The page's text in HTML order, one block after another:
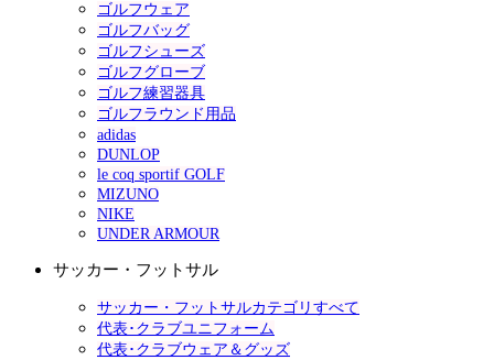
ゴルフウェア
ゴルフバッグ
ゴルフシューズ
ゴルフグローブ
ゴルフ練習器具
ゴルフラウンド用品
adidas
DUNLOP
le coq sportif GOLF
MIZUNO
NIKE
UNDER ARMOUR
サッカー・フットサル
サッカー・フットサルカテゴリすべて
代表･クラブユニフォーム
代表･クラブウェア＆グッズ